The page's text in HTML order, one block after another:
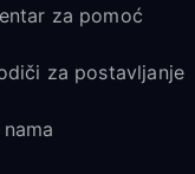
za pomoć
za postavljanje
nama